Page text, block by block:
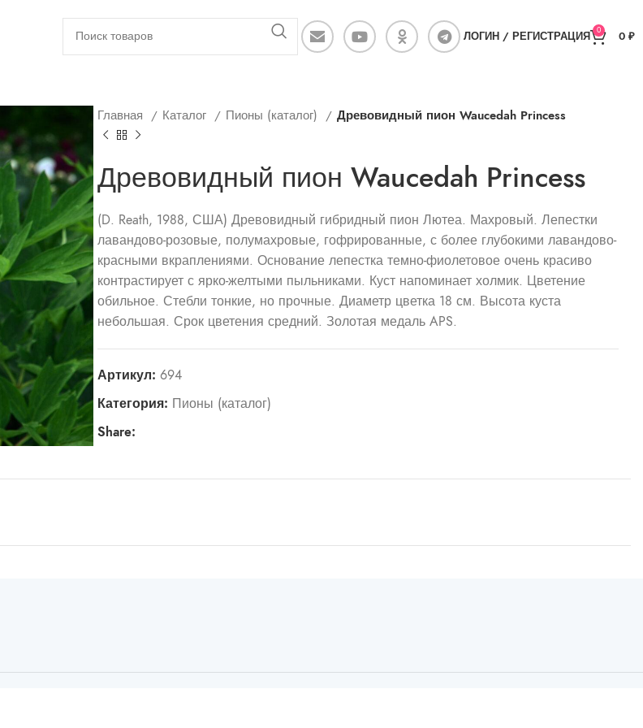
ЛОГИН / РЕГИСТРАЦИЯ 0 0 ₽
Главная Каталог Пионы (каталог) Древовидный пион Waucedah Princess
Древовидный пион Waucedah Princess
(D. Reath, 1988, США) Древовидный гибридный пион Лютеа. Махровый. Лепестки
лавандово-розовые, полумахровые, гофрированные, с более глубокими лавандово-
красными вкраплениями. Основание лепестка темно-фиолетовое очень красиво
контрастирует с ярко-желтыми пыльниками. Куст напоминает холмик. Цветение
обильное. Стебли тонкие, но прочные. Диаметр цветка 18 см. Высота куста
небольшая. Срок цветения средний. Золотая медаль APS.
Артикул: 694
Категория: Пионы (каталог)
Share: